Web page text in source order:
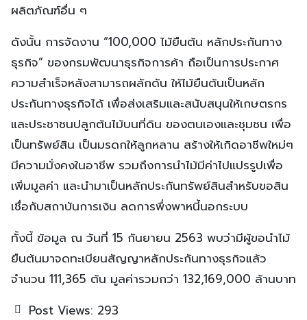
ผลิตภัณฑ์อื่น ๆ
ดังนั้น การจัดงาน “100,000 ไม้ยืนต้น หลักประกันทาง
ธุรกิจ” ของกรมพัฒนาธุรกิจการค้า ถือเป็นการประกาศ
ความสำเร็จหลังสามารถผลักดัน ให้ไม้ยืนต้นเป็นหลัก
ประกันทางธุรกิจได้ เพื่อส่งเสริมและสนับสนุนให้เกษตรกร
และประชาชนปลูกต้นไม้บนที่ดิน ของตนเองและชุมชน เพื่อ
เป็นทรัพย์สิน เป็นมรดกให้ลูกหลาน สร้างให้เกิดอาชีพใหม่ๆ
มีความมั่งคงในอาชีพ รวมถึงการนำไม้มีค่าไปแปรรูปเพื่อ
เพิ่มมูลค่า และนำมาเป็นหลักประกันทรัพย์สินสำหรับขอสิน
เชื่อกับสถาบันการเงิน ลดการพึ่งพาหนี้นอกระบบ
ทั้งนี้ ข้อมูล ณ วันที่ 15 กันยายน 2563 พบว่ามีผู้ขอนำไม้
ยืนต้นมาจดทะเบียนสัญญาหลักประกันทางธุรกิจแล้ว
จำนวน 111,365 ต้น มูลค่ารวมกว่า 132,169,000 ล้านบาท
Post Views: 293